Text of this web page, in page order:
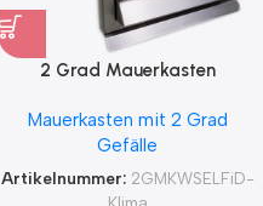
2 Grad Mauerkasten
Kondensatablauf für
Klimageräte Ø150 2Grad
MKWSELFiD
Mauerkasten mit 2 Grad
Gefälle
Artikelnummer: 2GMKWSELFiD-
Klima